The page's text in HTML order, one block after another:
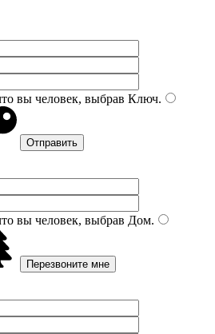
вы человек, выбрав Ключ.
вы человек, выбрав Дом.